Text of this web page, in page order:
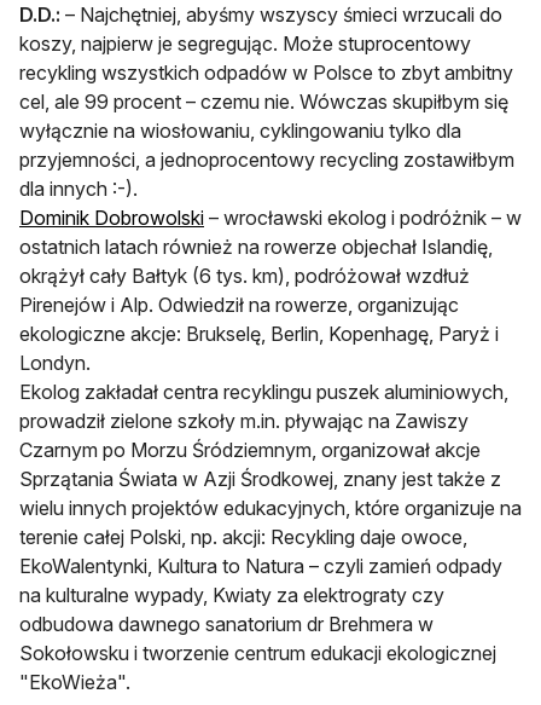
D.D.: – Najchętniej, abyśmy wszyscy śmieci wrzucali do
koszy, najpierw je segregując. Może stuprocentowy
recykling wszystkich odpadów w Polsce to zbyt ambitny
cel, ale 99 procent – czemu nie. Wówczas skupiłbym się
wyłącznie na wiosłowaniu, cyklingowaniu tylko dla
przyjemności, a jednoprocentowy recycling zostawiłbym
dla innych :-).
Dominik Dobrowolski – wrocławski ekolog i podróżnik – w
ostatnich latach również na rowerze objechał Islandię,
okrążył cały Bałtyk (6 tys. km), podróżował wzdłuż
Pirenejów i Alp. Odwiedził na rowerze, organizując
ekologiczne akcje: Brukselę, Berlin, Kopenhagę, Paryż i
Londyn.
Ekolog zakładał centra recyklingu puszek aluminiowych,
prowadził zielone szkoły m.in. pływając na Zawiszy
Czarnym po Morzu Śródziemnym, organizował akcje
Sprzątania Świata w Azji Środkowej, znany jest także z
wielu innych projektów edukacyjnych, które organizuje na
terenie całej Polski, np. akcji: Recykling daje owoce,
EkoWalentynki, Kultura to Natura – czyli zamień odpady
na kulturalne wypady, Kwiaty za elektrograty czy
odbudowa dawnego sanatorium dr Brehmera w
Sokołowsku i tworzenie centrum edukacji ekologicznej
"EkoWieża".